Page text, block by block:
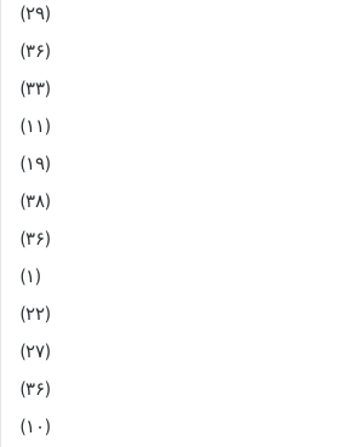
(۲۹)
(۳۶)
(۳۳)
(۱۱)
(۱۹)
(۳۸)
(۳۶)
(۱)
(۲۲)
(۲۷)
(۳۶)
(۱۰)